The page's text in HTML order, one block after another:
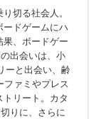
切る社会人。
ードゲームにハ
果、ボードゲー
出会いは、小
ーと出会い、齢
ファミやプレス
リート。カタ
りに、さらに